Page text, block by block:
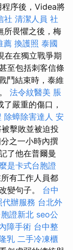
程序後，Videa將
社 清潔人員 社
所畏懼之後，梅
薦 換護照 泰國
在在獨立戰爭期
至包括刺客信條
鬥結束時，泰維
法令紋醫美 脹
嚴重的傷口，
除蟑除害達人 安
擊敗並被迫投
之一小時內撰
了他在普爾曼
是卡式台胞證
有工作人員都
變句子。 台中
辦服務 台北外
證新北 seo公
障手術 台中整
乳 二手冷凍櫃